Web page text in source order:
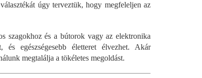
úgy terveztük, hogy megfeleljen az
szagokhoz és a bútorok vagy az elektronika
és egészségesebb életteret élvezhet. Akár
megtalálja a tökéletes megoldást.